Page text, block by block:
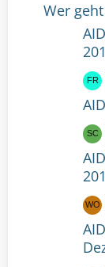
e
i
t
r
ä
g
e
t
e
B
i
t
r
ä
g
e
Wer
L
e
t
t
e
B
e
i
t
r
ä
L
e
t
z
e
B
e
i
L
e
t
z